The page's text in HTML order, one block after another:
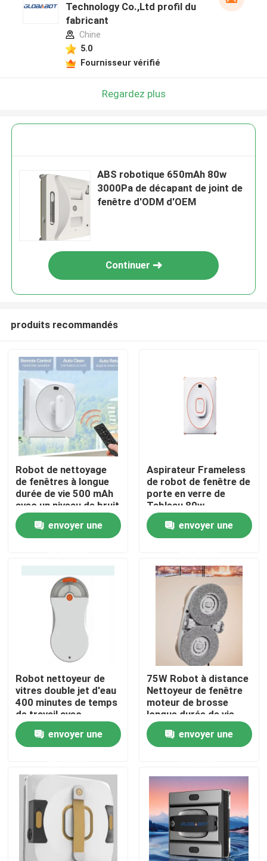
maison
vidéos
Au sujet de nous
Visite d'usine
Contrôle de qualité
Demandez une citation
aspirateur de robot
Laveur de vitres de robot
Technology Co.,Ltd profil du
fabricant
Chine
5.0
Fournisseur vérifié
Regardez plus
ABS robotique 650mAh 80w
3000Pa de décapant de joint de
fenêtre d'ODM d'OEM
Continuer
produits recommandés
Robot de nettoyage
de fenêtres à longue
durée de vie 500 mAh
avec un niveau de bruit
de 65 dB
envoyer une
Aspirateur Frameless
de robot de fenêtre de
porte en verre de
Tableau 80w
envoyer une
Robot nettoyeur de
vitres double jet d'eau
400 minutes de temps
de travail avec
télécommande
envoyer une
75W Robot à distance
Nettoyeur de fenêtre
moteur de brosse
longue durée de vie
envoyer une